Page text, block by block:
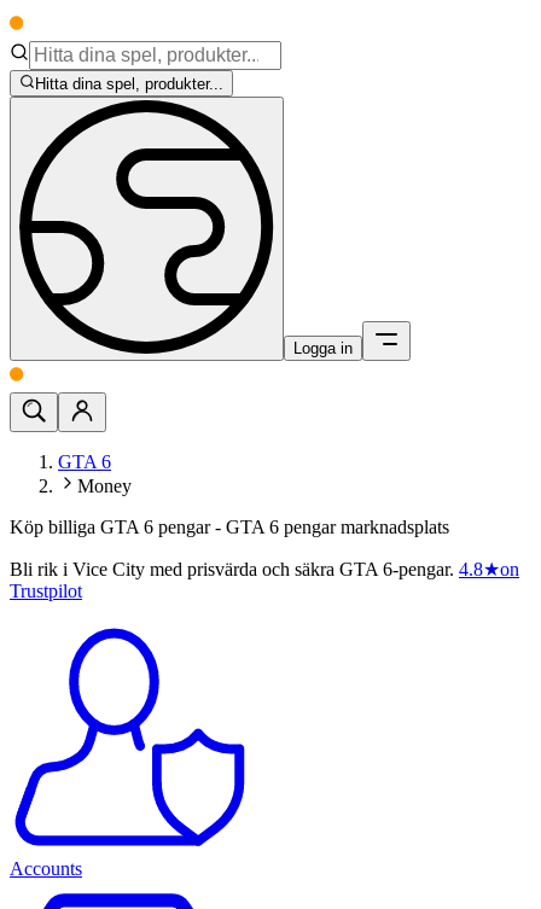
Hitta dina spel, produkter...
Logga in
GTA 6
Money
Köp billiga GTA 6 pengar - GTA 6 pengar marknadsplats
Bli rik i Vice City med prisvärda och säkra GTA 6-pengar. 4.8★on
Trustpilot
Accounts